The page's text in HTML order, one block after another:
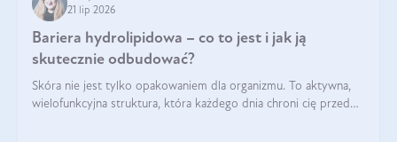
21 lip 2026
Bariera hydrolipidowa – co to jest i jak ją
skutecznie odbudować?
Skóra nie jest tylko opakowaniem dla organizmu. To aktywna,
wielofunkcyjna struktura, która każdego dnia chroni cię przed